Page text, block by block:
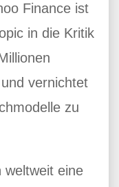
Finance ist
in die Kritik
vernichtet
zu
weltweit eine